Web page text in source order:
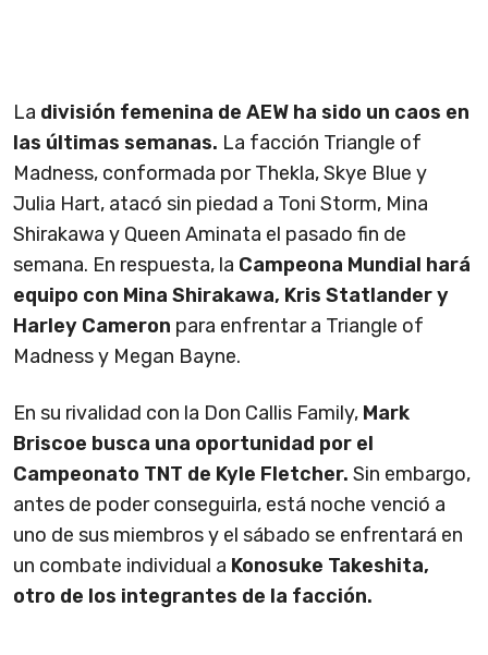
La división femenina de AEW ha sido un caos en
las últimas semanas. La facción Triangle of
Madness, conformada por Thekla, Skye Blue y
Julia Hart, atacó sin piedad a Toni Storm, Mina
Shirakawa y Queen Aminata el pasado fin de
semana. En respuesta, la Campeona Mundial hará
equipo con Mina Shirakawa, Kris Statlander y
Harley Cameron para enfrentar a Triangle of
Madness y Megan Bayne.
En su rivalidad con la Don Callis Family, Mark
Briscoe busca una oportunidad por el
Campeonato TNT de Kyle Fletcher. Sin embargo,
antes de poder conseguirla, está noche venció a
uno de sus miembros y el sábado se enfrentará en
un combate individual a Konosuke Takeshita,
otro de los integrantes de la facción.